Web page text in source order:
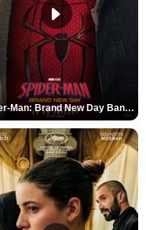
Spider-Man: Brand New Day Bande-annonce VO STFR